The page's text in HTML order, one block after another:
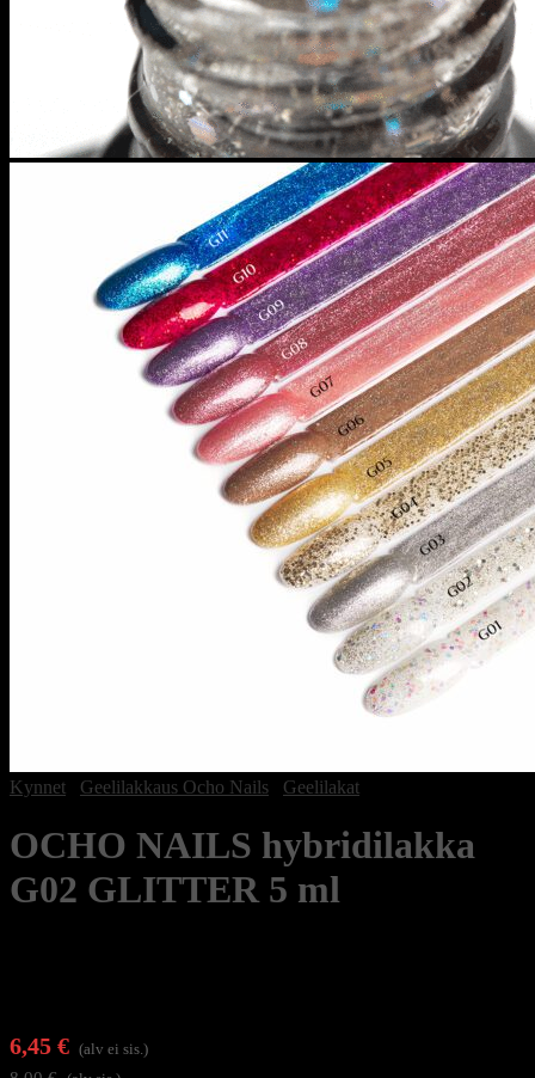
Kynnet Geelilakkaus Ocho Nails Geelilakat
OCHO NAILS hybridilakka
G02 GLITTER 5 ml
6,45 € (alv ei sis.)